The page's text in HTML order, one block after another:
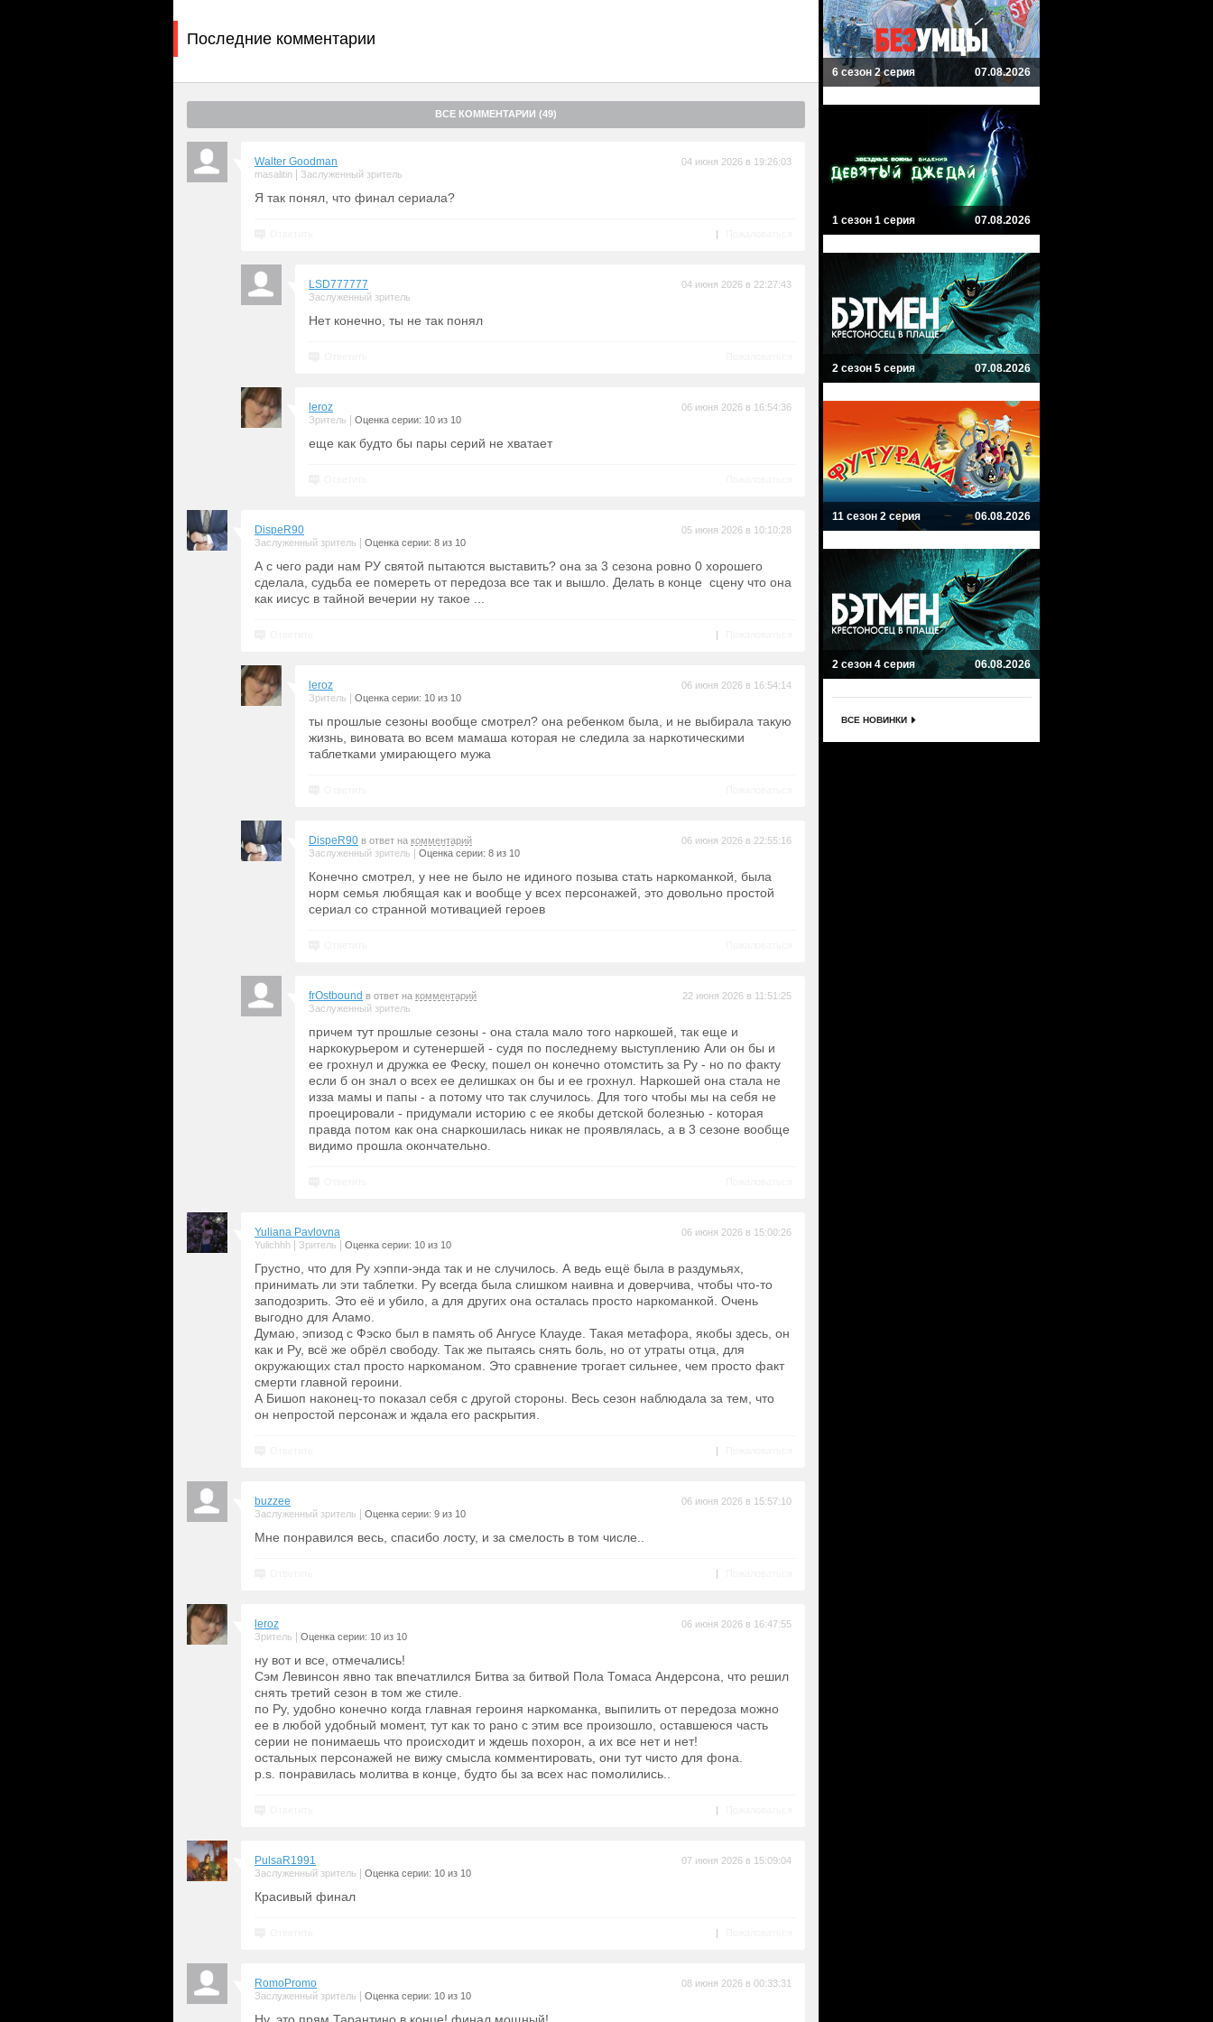
Последние комментарии
ВСЕ КОММЕНТАРИИ (49)
Walter Goodman
masalitin Заслуженный зритель
04 июня 2026 в 19:26:03
Я так понял, что финал сериала?
|
LSD777777
Заслуженный зритель
04 июня 2026 в 22:27:43
Нет конечно, ты не так понял
leroz
Зритель Оценка серии: 10 из 10
06 июня 2026 в 16:54:36
еще как будто бы пары серий не хватает
DispeR90
Заслуженный зритель Оценка серии: 8 из 10
05 июня 2026 в 10:10:28
А с чего ради нам РУ святой пытаются выставить? она за 3 сезона ровно 0 хорошего
сделала, судьба ее помереть от передоза все так и вышло. Делать в конце сцену что она
как иисус в тайной вечерии ну такое ...
|
leroz
Зритель Оценка серии: 10 из 10
06 июня 2026 в 16:54:14
ты прошлые сезоны вообще смотрел? она ребенком была, и не выбирала такую
жизнь, виновата во всем мамаша которая не следила за наркотическими
таблетками умирающего мужа
DispeR90 в ответ на комментарий
Заслуженный зритель
Оценка серии: 8 из 10
06 июня 2026 в 22:55:16
Конечно смотрел, у нее не было не идиного позыва стать наркоманкой, была
норм семья любящая как и вообще у всех персонажей, это довольно простой
сериал со странной мотивацией героев
frOstbound в ответ на комментарий
Заслуженный зритель
22 июня 2026 в 11:51:25
причем тут прошлые сезоны - она стала мало того наркошей, так еще и
наркокурьером и сутенершей - судя по последнему выступлению Али он бы и
ее грохнул и дружка ее Феску, пошел он конечно отомстить за Ру - но по факту
если б он знал о всех ее делишках он бы и ее грохнул. Наркошей она стала не
изза мамы и папы - а потому что так случилось. Для того чтобы мы на себя не
проецировали - придумали историю с ее якобы детской болезнью - которая
правда потом как она снаркошилась никак не проявлялась, а в 3 сезоне вообще
видимо прошла окончательно.
Yuliana Pavlovna
Yulichhh Зритель Оценка серии: 10 из 10
06 июня 2026 в 15:00:26
Грустно, что для Ру хэппи-энда так и не случилось. А ведь ещё была в раздумьях,
принимать ли эти таблетки. Ру всегда была слишком наивна и доверчива, чтобы что-то
заподозрить. Это её и убило, а для других она осталась просто наркоманкой. Очень
выгодно для Аламо.
Думаю, эпизод с Фэско был в память об Ангусе Клауде. Такая метафора, якобы здесь, он
как и Ру, всё же обрёл свободу. Так же пытаясь снять боль, но от утраты отца, для
окружающих стал просто наркоманом. Это сравнение трогает сильнее, чем просто факт
смерти главной героини.
А Бишоп наконец-то показал себя с другой стороны. Весь сезон наблюдала за тем, что
он непростой персонаж и ждала его раскрытия.
|
buzzee
Заслуженный зритель Оценка серии: 9 из 10
06 июня 2026 в 15:57:10
Мне понравился весь, спасибо лосту, и за смелость в том числе..
|
leroz
Зритель Оценка серии: 10 из 10
06 июня 2026 в 16:47:55
ну вот и все, отмечались!
Сэм Левинсон явно так впечатлился Битва за битвой Пола Томаса Андерсона, что решил
снять третий сезон в том же стиле.
по Ру, удобно конечно когда главная героиня наркоманка, выпилить от передоза можно
ее в любой удобный момент, тут как то рано с этим все произошло, оставшеюся часть
серии не понимаешь что происходит и ждешь похорон, а их все нет и нет!
остальных персонажей не вижу смысла комментировать, они тут чисто для фона.
p.s. понравилась молитва в конце, будто бы за всех нас помолились..
|
PulsaR1991
Заслуженный зритель Оценка серии: 10 из 10
07 июня 2026 в 15:09:04
Красивый финал
|
RomoPromo
Заслуженный зритель Оценка серии: 10 из 10
08 июня 2026 в 00:33:31
6 сезон 2 серия 07.08.2026
1 сезон 1 серия 07.08.2026
2 сезон 5 серия 07.08.2026
11 сезон 2 серия 06.08.2026
2 сезон 4 серия 06.08.2026
ВСЕ НОВИНКИ